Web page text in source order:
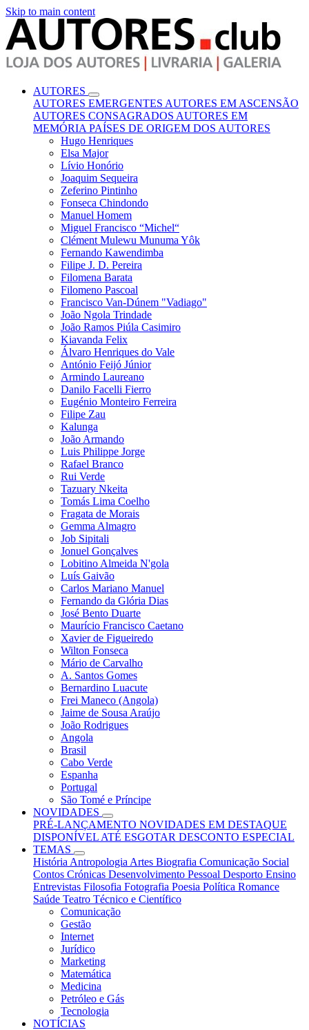
Skip to main content
AUTORES
AUTORES EMERGENTES AUTORES EM ASCENSÃO
AUTORES CONSAGRADOS AUTORES EM
MEMÓRIA PAÍSES DE ORIGEM DOS AUTORES
Hugo Henriques
Elsa Major
Lívio Honório
Joaquim Sequeira
Zeferino Pintinho
Fonseca Chindondo
Manuel Homem
Miguel Francisco “Michel“
Clément Mulewu Munuma Yôk
Fernando Kawendimba
Filipe J. D. Pereira
Filomena Barata
Filomeno Pascoal
Francisco Van-Dúnem "Vadiago"
João Ngola Trindade
João Ramos Piúla Casimiro
Kiavanda Felix
Álvaro Henriques do Vale
António Feijó Júnior
Armindo Laureano
Danilo Facelli Fierro
Eugénio Monteiro Ferreira
Filipe Zau
Kalunga
João Armando
Luis Philippe Jorge
Rafael Branco
Rui Verde
Tazuary Nkeita
Tomás Lima Coelho
Fragata de Morais
Gemma Almagro
Job Sipitali
Jonuel Gonçalves
Lobitino Almeida N'gola
Luís Gaivão
Carlos Mariano Manuel
Fernando da Glória Dias
José Bento Duarte
Maurício Francisco Caetano
Xavier de Figueiredo
Wilton Fonseca
Mário de Carvalho
A. Santos Gomes
Bernardino Luacute
Frei Maneco (Angola)
Jaime de Sousa Araújo
João Rodrigues
Angola
Brasil
Cabo Verde
Espanha
Portugal
São Tomé e Príncipe
NOVIDADES
PRÉ-LANÇAMENTO NOVIDADES EM DESTAQUE
DISPONÍVEL ATÉ ESGOTAR DESCONTO ESPECIAL
TEMAS
História Antropologia Artes Biografia Comunicação Social
Contos Crónicas Desenvolvimento Pessoal Desporto Ensino
Entrevistas Filosofia Fotografia Poesia Política Romance
Saúde Teatro Técnico e Científico
Comunicação
Gestão
Internet
Jurídico
Marketing
Matemática
Medicina
Petróleo e Gás
Tecnologia
NOTÍCIAS